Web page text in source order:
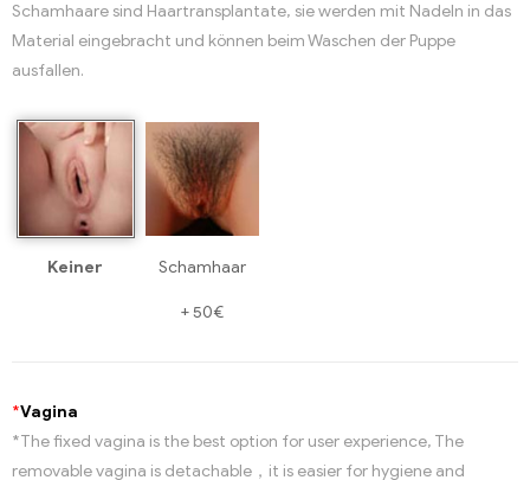
Schamhaare sind Haartransplantate, sie werden mit Nadeln in das
Material eingebracht und können beim Waschen der Puppe
ausfallen.
Keiner Schamhaar
+50€
*Vagina
*The fixed vagina is the best option for user experience, The
removable vagina is detachable，it is easier for hygiene and